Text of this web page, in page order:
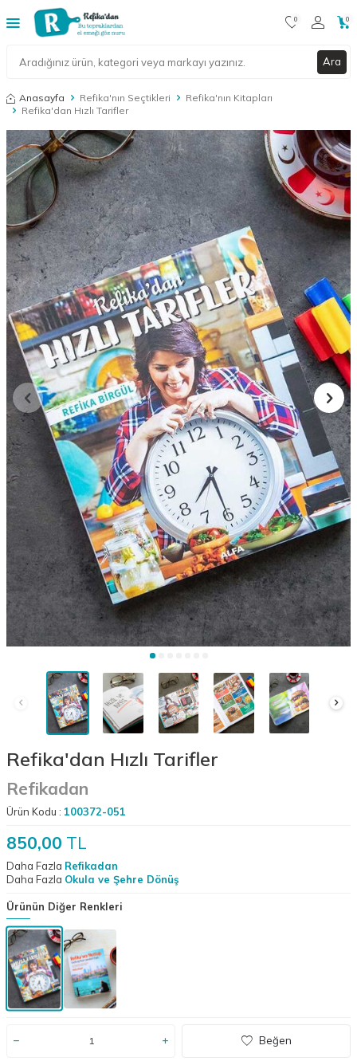
Ara
0 0
Anasayfa Refika'nın Seçtikleri
Refika'nın Kitapları
Refika'dan Hızlı Tarifler
Refika'dan Hızlı Tarifler
Refikadan
Ürün Kodu : 100372-051
850,00 TL
Daha Fazla Refikadan
Daha Fazla Okula ve Şehre Dönüş
Ürünün Diğer Renkleri
Beğen